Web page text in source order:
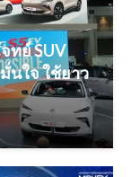
ทย์ SUV
นใจ ใช้ยาว